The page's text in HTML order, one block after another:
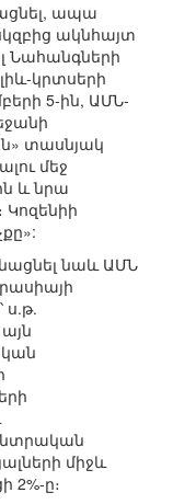
ապա
ակնհայտ
Նահանգների
կրտսերի
5-ին, ԱՄՆ-
տասնյակ
մեջ
և նրա
Կոզենիի
նաև ԱՄՆ
ս.թ.
միջև
2%-ը։